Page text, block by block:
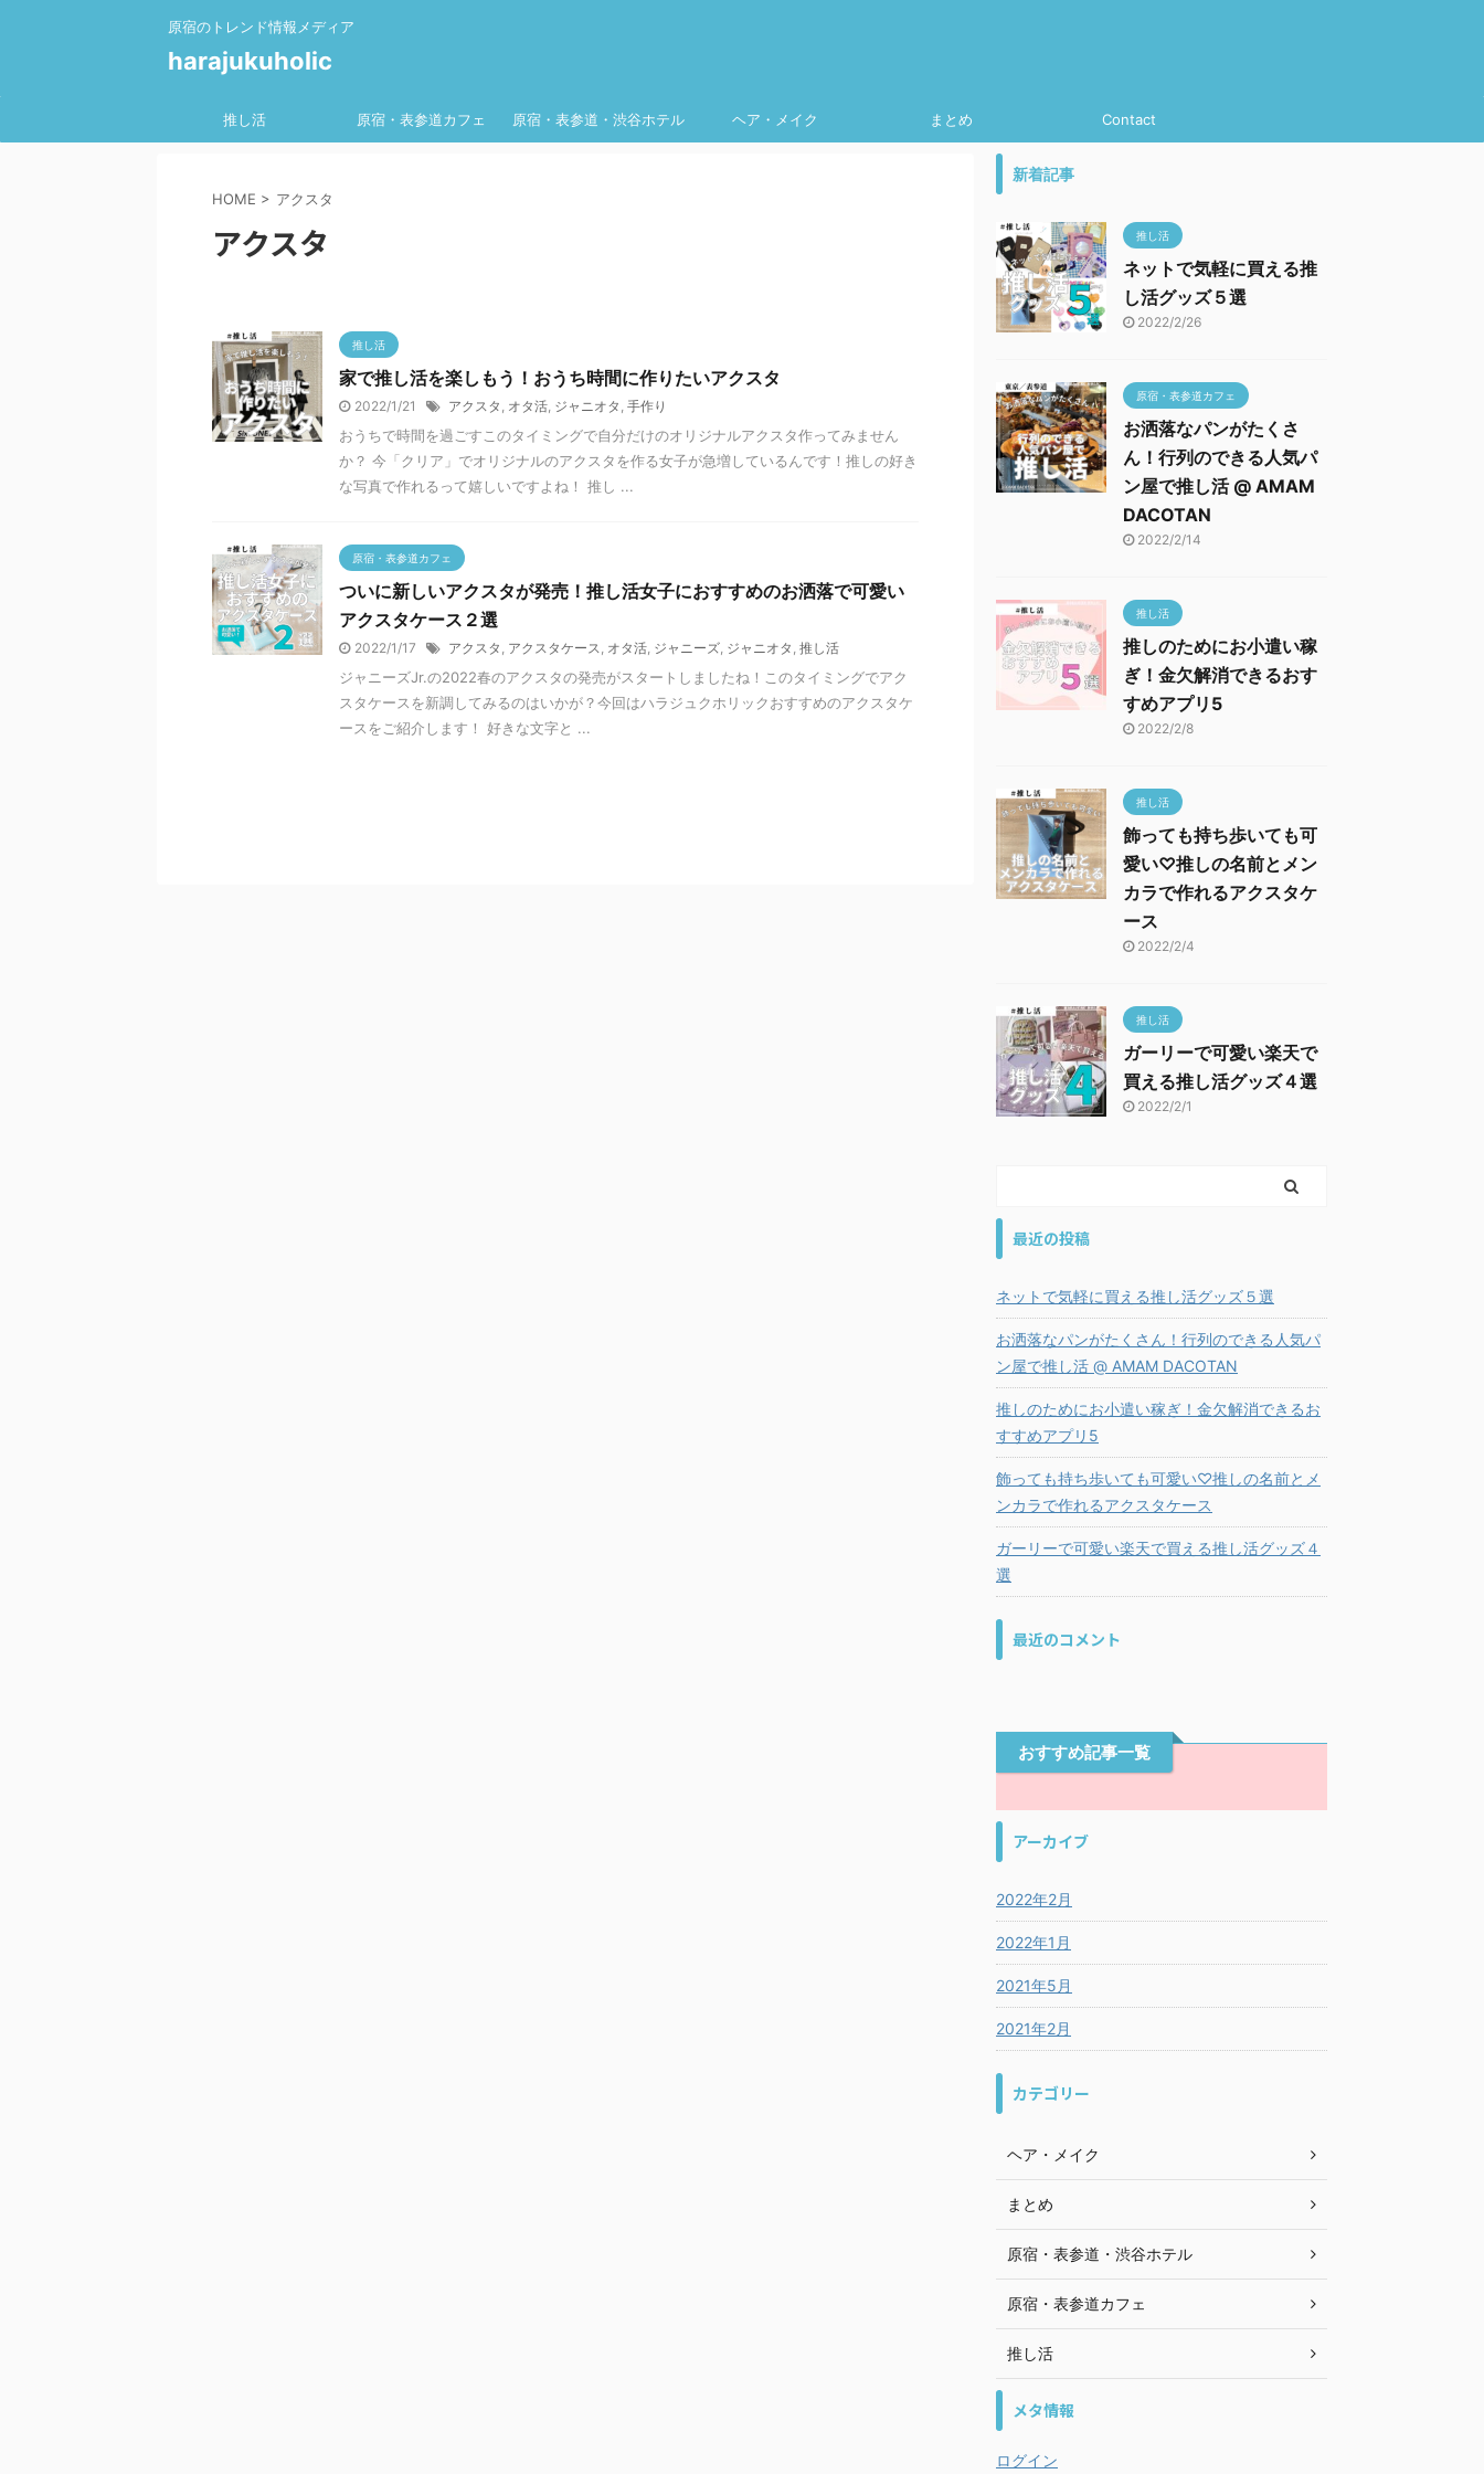
原宿のトレンド情報メディア
harajukuholic
推し活 原宿・表参道カフェ 原宿・表参道・渋谷ホテル ヘア・メイク まとめ Contact
HOME > アクスタ
アクスタ
推し活
家で推し活を楽しもう！おうち時間に作りたいアクスタ
2022/1/21 アクスタ , オタ活, ジャニオタ , 手作り
おうちで時間を過ごすこのタイミングで自分だけのオリジナルアクスタ作ってみません
か？ 今「クリア」でオリジナルのアクスタを作る女子が急増しているんです！推しの好き
な写真で作れるって嬉しいですよね！ 推し ...
原宿・表参道カフェ
ついに新しいアクスタが発売！推し活女子におすすめのお洒落で可愛い
アクスタケース２選
2022/1/17 アクスタ , アクスタケース, オタ活, ジャニーズ, ジャニオタ , 推し活
ジャニーズJr.の2022春のアクスタの発売がスタートしましたね！このタイミングでアク
スタケースを新調してみるのはいかが？今回はハラジュクホリックおすすめのアクスタケ
ースをご紹介します！ 好きな文字と ...
新着記事
推し活
ネットで気軽に買える推
し活グッズ５選
2022/2/26
原宿・表参道カフェ
お洒落なパンがたくさ
ん！行列のできる人気パ
ン屋で推し活 @ AMAM
DACOTAN
2022/2/14
推し活
推しのためにお小遣い稼
ぎ！金欠解消できるおす
すめアプリ5
2022/2/8
推し活
飾っても持ち歩いても可
愛い♡推しの名前とメン
カラで作れるアクスタケ
ース
2022/2/4
推し活
ガーリーで可愛い楽天で
買える推し活グッズ４選
2022/2/1
最近の投稿
ネットで気軽に買える推し活グッズ５選
お洒落なパンがたくさん！行列のできる人気パ
ン屋で推し活 @ AMAM DACOTAN
推しのためにお小遣い稼ぎ！金欠解消できるお
すすめアプリ5
飾っても持ち歩いても可愛い♡推しの名前とメ
ンカラで作れるアクスタケース
ガーリーで可愛い楽天で買える推し活グッズ４
選
最近のコメント
おすすめ記事一覧
アーカイブ
2022年2月
2022年1月
2021年5月
2021年2月
カテゴリー
ヘア・メイク
まとめ
原宿・表参道・渋谷ホテル
原宿・表参道カフェ
推し活
メタ情報
ログイン